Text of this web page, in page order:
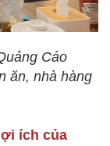
Cáo
ăn, nhà hàng
ích của